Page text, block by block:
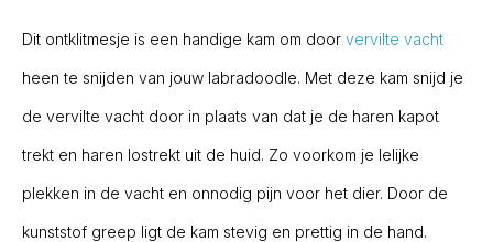
Dit ontklitmesje is een handige kam om door vervilte vacht
heen te snijden van jouw labradoodle. Met deze kam snijd je
de vervilte vacht door in plaats van dat je de haren kapot
trekt en haren lostrekt uit de huid. Zo voorkom je lelijke
plekken in de vacht en onnodig pijn voor het dier. Door de
kunststof greep ligt de kam stevig en prettig in de hand.